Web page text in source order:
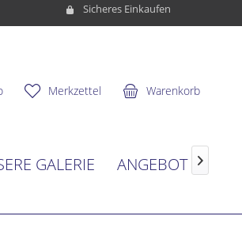
Sicheres Einkaufen
Warenkorb
Merkzettel
GALERIE ANGEBOT 